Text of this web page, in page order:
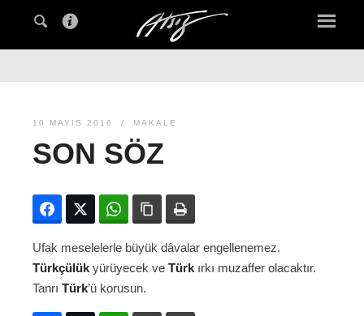
10 MAYIS 2016 MAKALE
SON SÖZ
FacebookTwitter WhatsAppBağlanıyı kopyala
Ufak meselelerle büyük dâvalar engellenemez.
Türkçülük yürüyecek ve Türk ırkı muzaffer olacaktır.
Tanrı Türk’ü korusun.